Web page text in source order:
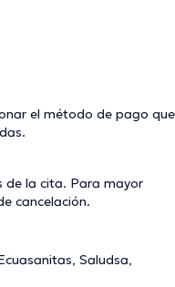
el método de pago que
de la cita. Para mayor
cancelación.
Saludsa,